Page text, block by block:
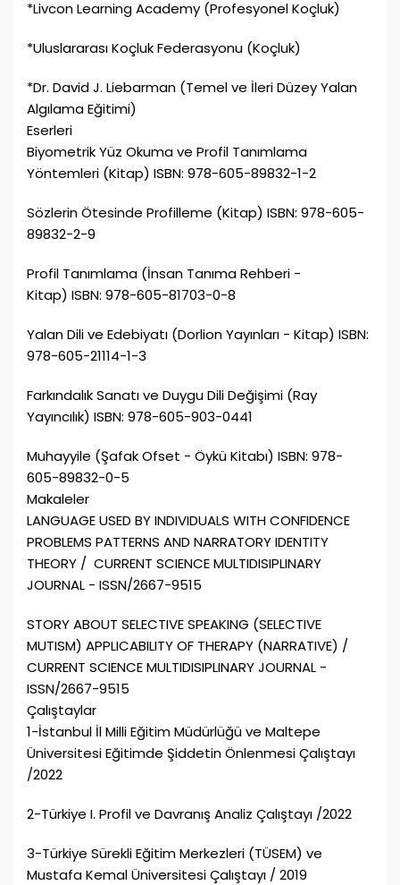
*Livcon Learning Academy (Profesyonel Koçluk)
*Uluslararası Koçluk Federasyonu (Koçluk)
*Dr. David J. Liebarman (Temel ve İleri Düzey Yalan
Algılama Eğitimi)
Eserleri
Biyometrik Yüz Okuma ve Profil Tanımlama
Yöntemleri (Kitap) ISBN: 978-605-89832-1-2
Sözlerin Ötesinde Profilleme (Kitap) ISBN: 978-605-
89832-2-9
Profil Tanımlama (İnsan Tanıma Rehberi -
Kitap) ISBN: 978-605-81703-0-8
Yalan Dili ve Edebiyatı (Dorlion Yayınları - Kitap) ISBN:
978-605-21114-1-3
Farkındalık Sanatı ve Duygu Dili Değişimi (Ray
Yayıncılık) ISBN: 978-605-903-0441
Muhayyile (Şafak Ofset - Öykü Kitabı) ISBN: 978-
605-89832-0-5
Makaleler
LANGUAGE USED BY INDIVIDUALS WITH CONFIDENCE
PROBLEMS PATTERNS AND NARRATORY IDENTITY
THEORY / CURRENT SCIENCE MULTIDISIPLINARY
JOURNAL - ISSN/2667-9515
STORY ABOUT SELECTIVE SPEAKING (SELECTIVE
MUTISM) APPLICABILITY OF THERAPY (NARRATIVE) /
CURRENT SCIENCE MULTIDISIPLINARY JOURNAL -
ISSN/2667-9515
Çalıştaylar
1-İstanbul İl Milli Eğitim Müdürlüğü ve Maltepe
Üniversitesi Eğitimde Şiddetin Önlenmesi Çalıştayı
/2022
2-Türkiye I. Profil ve Davranış Analiz Çalıştayı /2022
3-Türkiye Sürekli Eğitim Merkezleri (TÜSEM) ve
Mustafa Kemal Üniversitesi Çalıştayı / 2019